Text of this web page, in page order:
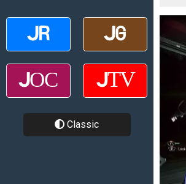
Classic